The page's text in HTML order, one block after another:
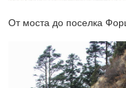
От моста до поселка